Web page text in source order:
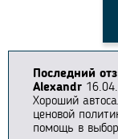
Последний
Alexandr
Хороший
ценовой
помощь в